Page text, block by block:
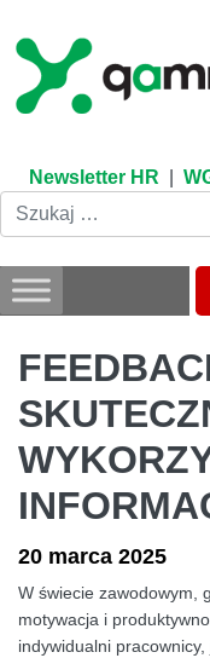
content
Newsletter HR
20 marca 2025
W świecie zawodowym,
motywacja i
indywidualni